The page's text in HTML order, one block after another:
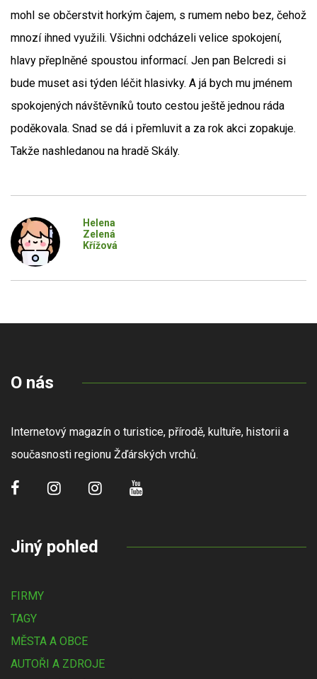
mohl se občerstvit horkým čajem, s rumem nebo bez, čehož
mnozí ihned využili. Všichni odcházeli velice spokojení,
hlavy přeplněné spoustou informací. Jen pan Belcredi si
bude muset asi týden léčit hlasivky. A já bych mu jménem
spokojených návštěvníků touto cestou ještě jednou ráda
poděkovala. Snad se dá i přemluvit a za rok akci zopakuje.
Takže nashledanou na hradě Skály.
Helena
Zelená
Křížová
O nás
Internetový magazín o turistice, přírodě, kultuře, historii a
současnosti regionu Žďárských vrchů.
Jiný pohled
FIRMY
TAGY
MĚSTA A OBCE
AUTOŘI A ZDROJE